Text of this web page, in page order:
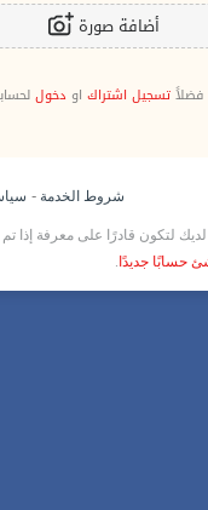
أضافة صورة
فضلاًتسجيل اشتراك او دخول
شروط الخدمة -
لتكون قادرًا على معرفة إذا تم
حسابًا جديدًا .